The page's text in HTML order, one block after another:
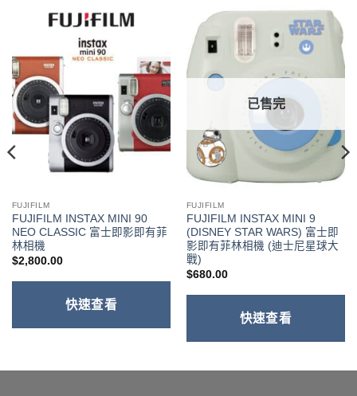
FUJIFILM
FUJIFILM INSTAX MINI 90
NEO CLASSIC 富士即影即有菲
林相機
$2,800.00
快速查看
已售完
FUJIFILM
FUJIFILM INSTAX MINI 9
(DISNEY STAR WARS) 富士即
影即有菲林相機 (迪士尼星球大
戰)
$680.00
快速查看